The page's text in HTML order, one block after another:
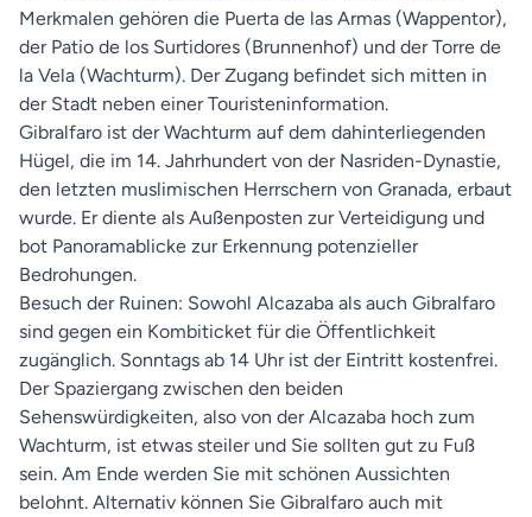
Merkmalen gehören die Puerta de las Armas (Wappentor),
der Patio de los Surtidores (Brunnenhof) und der Torre de
la Vela (Wachturm). Der Zugang befindet sich mitten in
der Stadt neben einer Touristeninformation.
Gibralfaro ist der Wachturm auf dem dahinterliegenden
Hügel, die im 14. Jahrhundert von der Nasriden-Dynastie,
den letzten muslimischen Herrschern von Granada, erbaut
wurde. Er diente als Außenposten zur Verteidigung und
bot Panoramablicke zur Erkennung potenzieller
Bedrohungen.
Besuch der Ruinen: Sowohl Alcazaba als auch Gibralfaro
sind gegen ein Kombiticket für die Öffentlichkeit
zugänglich. Sonntags ab 14 Uhr ist der Eintritt kostenfrei.
Der Spaziergang zwischen den beiden
Sehenswürdigkeiten, also von der Alcazaba hoch zum
Wachturm, ist etwas steiler und Sie sollten gut zu Fuß
sein. Am Ende werden Sie mit schönen Aussichten
belohnt. Alternativ können Sie Gibralfaro auch mit